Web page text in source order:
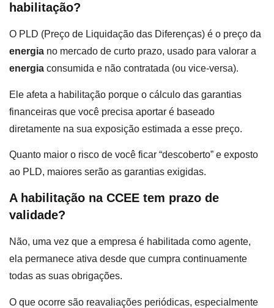
habilitação?
O PLD (Preço de Liquidação das Diferenças) é o preço da
energia no mercado de curto prazo, usado para valorar a
energia consumida e não contratada (ou vice-versa).
Ele afeta a habilitação porque o cálculo das garantias
financeiras que você precisa aportar é baseado
diretamente na sua exposição estimada a esse preço.
Quanto maior o risco de você ficar “descoberto” e exposto
ao PLD, maiores serão as garantias exigidas.
A habilitação na CCEE tem prazo de
validade?
Não, uma vez que a empresa é habilitada como agente,
ela permanece ativa desde que cumpra continuamente
todas as suas obrigações.
O que ocorre são reavaliações periódicas, especialmente